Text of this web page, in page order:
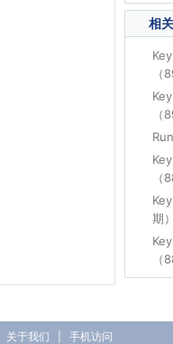
相
（
（
（
期）
（
关于我们 手机访问